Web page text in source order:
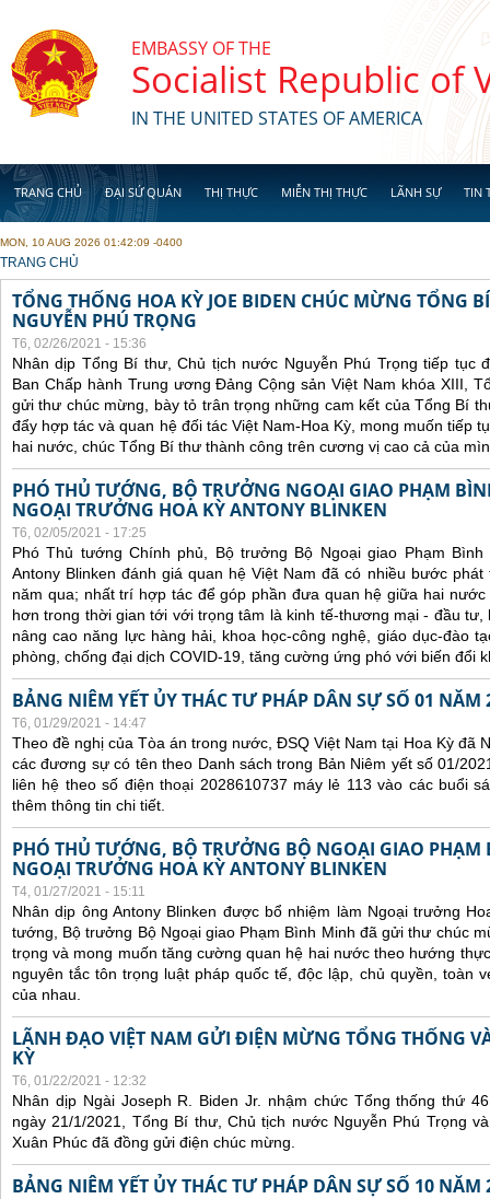
EMBASSY OF THE
Socialist Republic of
IN THE UNITED STATES OF AMERICA
TRANG CHỦ ĐẠI SỨ QUÁN THỊ THỰC MIỄN THỊ THỰC LÃNH SỰ TIN
MON, 10 AUG 2026 01:42:09 -0400
YOU ARE HERE
TRANG CHỦ
TỔNG THỐNG HOA KỲ JOE BIDEN CHÚC MỪNG TỔNG
NGUYỄN PHÚ TRỌNG
T6, 02/26/2021 - 15:36
Nhân dịp Tổng Bí thư, Chủ tịch nước Nguyễn Phú Trọng tiếp tục
Ban Chấp hành Trung ương Đảng Cộng sản Việt Nam khóa XIII,
gửi thư chúc mừng, bày tỏ trân trọng những cam kết của Tổng Bí
đẩy hợp tác và quan hệ đối tác Việt Nam-Hoa Kỳ, mong muốn tiếp
hai nước, chúc Tổng Bí thư thành công trên cương vị cao cả của
PHÓ THỦ TƯỚNG, BỘ TRƯỞNG NGOẠI GIAO PHẠM
NGOẠI TRƯỞNG HOA KỲ ANTONY BLINKEN
T6, 02/05/2021 - 17:25
Phó Thủ tướng Chính phủ, Bộ trưởng Bộ Ngoại giao Phạm
Antony Blinken đánh giá quan hệ Việt Nam đã có nhiều bước
năm qua; nhất trí hợp tác để góp phần đưa quan hệ giữa hai
hơn trong thời gian tới với trọng tâm là kinh tế-thương mại - đầu tư,
nâng cao năng lực hàng hải, khoa học-công nghệ, giáo dục-đào
phòng, chống đại dịch COVID-19, tăng cường ứng phó với biến đổi
BẢNG NIÊM YẾT ỦY THÁC TƯ PHÁP DÂN SỰ SỐ 01 NĂM
T6, 01/29/2021 - 14:47
Theo đề nghị của Tòa án trong nước, ĐSQ Việt Nam tại Hoa Kỳ đã
các đương sự có tên theo Danh sách trong Bản Niêm yết số 01/
liên hệ theo số điện thoại 2028610737 máy lẻ 113 vào các buổi
thêm thông tin chi tiết.
PHÓ THỦ TƯỚNG, BỘ TRƯỞNG BỘ NGOẠI GIAO
NGOẠI TRƯỞNG HOA KỲ ANTONY BLINKEN
T4, 01/27/2021 - 15:11
Nhân dịp ông Antony Blinken được bổ nhiệm làm Ngoại trưởng
tướng, Bộ trưởng Bộ Ngoại giao Phạm Bình Minh đã gửi thư chúc
trọng và mong muốn tăng cường quan hệ hai nước theo hướng
nguyên tắc tôn trọng luật pháp quốc tế, độc lập, chủ quyền, toàn
của nhau.
LÃNH ĐẠO VIỆT NAM GỬI ĐIỆN MỪNG TỔNG THỐNG
KỲ
T6, 01/22/2021 - 12:32
Nhân dịp Ngài Joseph R. Biden Jr. nhậm chức Tổng thống thứ
ngày 21/1/2021, Tổng Bí thư, Chủ tịch nước Nguyễn Phú Trọng
Xuân Phúc đã đồng gửi điện chúc mừng.
BẢNG NIÊM YẾT ỦY THÁC TƯ PHÁP DÂN SỰ SỐ 10 NĂM